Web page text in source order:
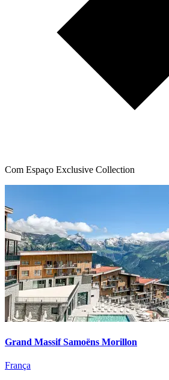
Com Espaço Exclusive Collection
Grand Massif Samoëns Morillon
França